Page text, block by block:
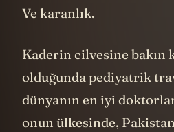
Ve karanlık.
Kaderin cilvesine bakın
olduğunda pediyatrik
dünyanın en iyi
onun ülkesinde,